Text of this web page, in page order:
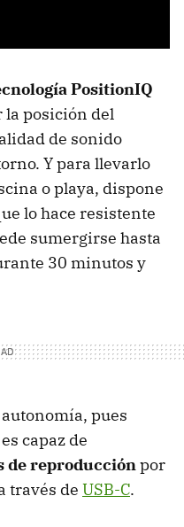
PositionIQ
la posición del
de sonido
Y para llevarlo
o playa, dispone
lo hace resistente
sumergirse hasta
30 minutos y
pues
capaz de
de reproducciónpor
través de USB-C.